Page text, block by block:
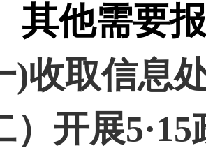
其他需要
)收取信息
）开展